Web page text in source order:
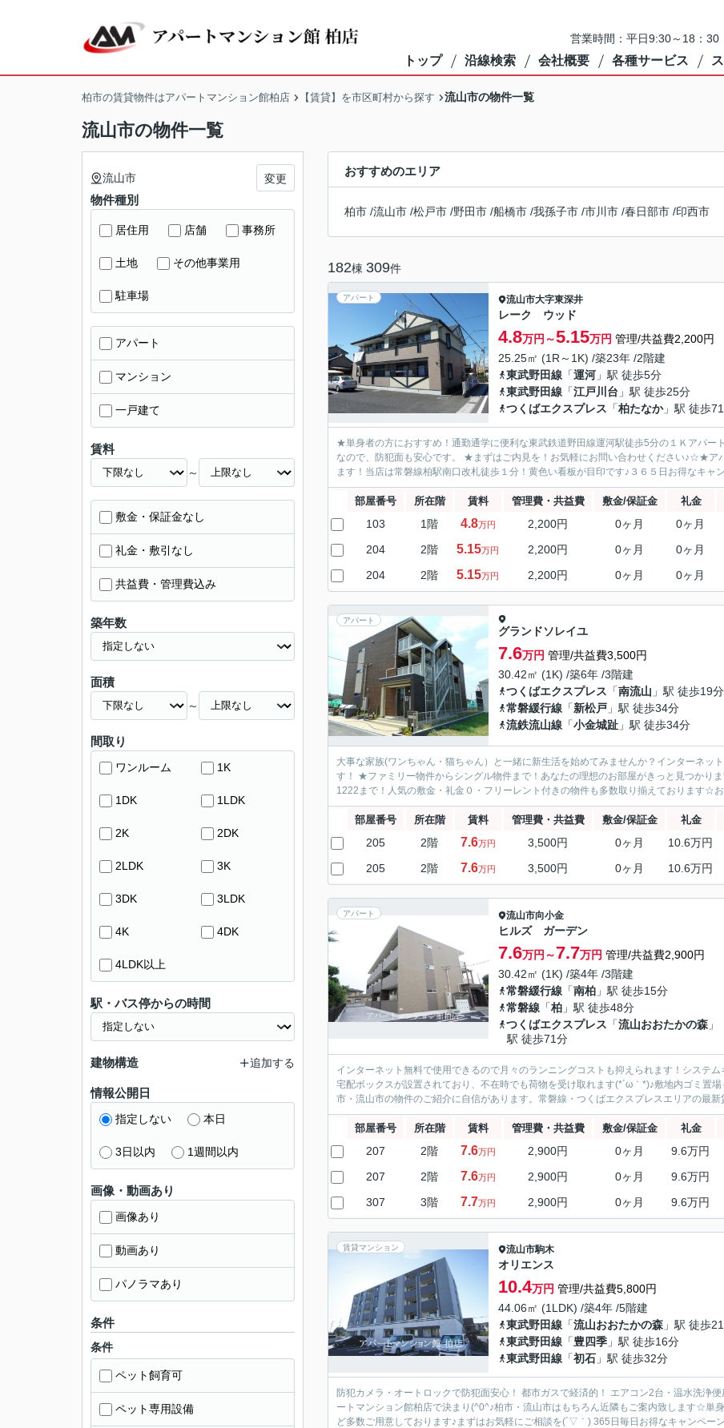
営業時間：平日9:30～18：
トップ 沿線検索 会社概要 各種サービス
柏市の賃貸物件はアパートマンション館柏店 【賃貸】を市区町村から探す 流山市の物件一覧
流山市の物件一覧
おすすめのエリア
柏市 /流山市 /松戸市 /野田市 /船橋市 /我孫子市 /市川市 /春日部市 /印西市
182棟 309件
アパート 流山市大字東深井
レーク ウッド
4.8万円～5.15万円 管理/共益費2,200円
25.25㎡ (1R～1K) /築23年 /2階建
東武野田線 「運河 」駅 徒歩5分
東武野田線 「江戸川台 」駅 徒歩25分
つくばエクスプレス 「柏たなか」駅 徒歩
★単身者の方におすすめ！通勤通学に便利な東武鉄道野田線運河駅徒歩5分の１Ｋアパ
なので、防犯面も安心です。 ★まずはご内見を！お気軽にお問い合わせください♪☆★ア
ます！当店は常磐線柏駅南口改札徒歩１分！黄色い看板が目印です♪３６５日お得なキャ
部屋番号 所在階 賃料 管理費・共益費 敷金/保証金 礼金
103 1階 4.8万円 2,200円 0ヶ月 0ヶ月
204 2階 5.15万円 2,200円 0ヶ月 0ヶ月
204 2階 5.15万円 2,200円 0ヶ月 0ヶ月
アパート
グランドソレイユ
7.6万円 管理/共益費3,500円
30.42㎡ (1K) /築6年 /3階建
つくばエクスプレス 「南流山 」駅 徒歩19分
常磐緩行線 「新松戸 」駅 徒歩34分
流鉄流山線 「小金城趾 」駅 徒歩34分
大事な家族(ワンちゃん・猫ちゃん）と一緒に新生活を始めてみませんか？インターネッ
す！ ★ファミリー物件からシングル物件まで！あなたの理想のお部屋がきっと見つかり
1222まで！人気の敷金・礼金０・フリーレント付きの物件も多数取り揃えております☆
部屋番号 所在階 賃料 管理費・共益費 敷金/保証金 礼金
205 2階 7.6万円 3,500円 0ヶ月 10.6万円
205 2階 7.6万円 3,500円 0ヶ月 10.6万円
アパート 流山市向小金
ヒルズ ガーデン
7.6万円～7.7万円 管理/共益費2,900円
30.42㎡ (1K) /築4年 /3階建
常磐緩行線 「南柏 」駅 徒歩15分
常磐線 「柏 」駅 徒歩48分
つくばエクスプレス 「流山おおたかの森 」
駅 徒歩71分
インターネット無料で使用できるので月々のランニングコストも抑えられます！システ
宅配ボックスが設置されており、不在時でも荷物を受け取れます(*´ω｀*)♪敷地内ゴミ置
市・流山市の物件のご紹介に自信があります。常磐線・つくばエクスプレスエリアの最
部屋番号 所在階 賃料 管理費・共益費 敷金/保証金 礼金
207 2階 7.6万円 2,900円 0ヶ月 9.6万円
207 2階 7.6万円 2,900円 0ヶ月 9.6万円
307 3階 7.7万円 2,900円 0ヶ月 9.6万円
賃貸マンション 流山市駒木
オリエンス
10.4万円 管理/共益費5,800円
44.06㎡ (1LDK) /築4年 /5階建
東武野田線 「流山おおたかの森 」駅 徒歩
東武野田線 「豊四季 」駅 徒歩16分
東武野田線 「初石 」駅 徒歩32分
防犯カメラ・オートロックで防犯面安心！ 都市ガスで経済的！ エアコン2台・温水洗浄
ートマンション館柏店で決まり(^0^♪柏市・流山市はもちろん近隣もご案内致します☆単
ど多数ご用意しております♪まずはお気軽にご相談を(´▽｀) 365日毎日お得なキャンペー
流山市 変更
物件種別
居住用 店舗 事務所
土地 その他事業用
駐車場
アパート
マンション
一戸建て
賃料
～
敷金・保証金なし
礼金・敷引なし
共益費・管理費込み
築年数
面積
～
間取り
ワンルーム 1K
1DK 1LDK
2K 2DK
2LDK 3K
3DK 3LDK
4K 4DK
4LDK以上
駅・バス停からの時間
建物構造 追加する
情報公開日
指定しない 本日
3日以内 1週間以内
画像・動画あり
画像あり
動画あり
パノラマあり
条件
条件
ペット飼育可
ペット専用設備